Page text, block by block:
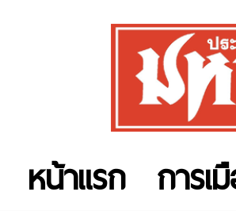
หน้าแรก การเ